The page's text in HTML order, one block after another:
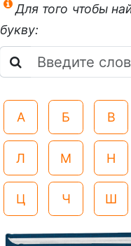
Для того чтобы
букву:
А Б В
Л М Н
Ц Ч Ш